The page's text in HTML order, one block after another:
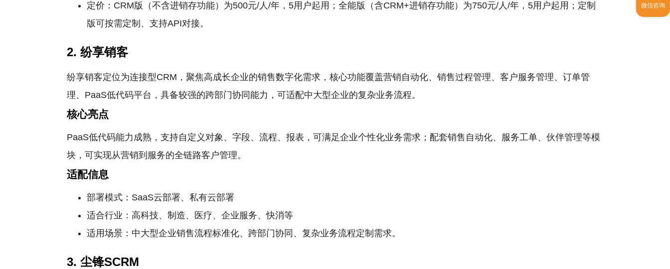
微信咨询
定价：CRM版（不含进销存功能）为500元/人/年，5用户起用；全能版（含CRM+进销存功能）为750元/人/年，5用户起用；定制
版可按需定制、支持API对接。
2. 纷享销客
纷享销客定位为连接型CRM，聚焦高成长企业的销售数字化需求，核心功能覆盖营销自动化、销售过程管理、客户服务管理、订单管
理、PaaS低代码平台，具备较强的跨部门协同能力，可适配中大型企业的复杂业务流程。
核心亮点
PaaS低代码能力成熟，支持自定义对象、字段、流程、报表，可满足企业个性化业务需求；配套销售自动化、服务工单、伙伴管理等模
块，可实现从营销到服务的全链路客户管理。
适配信息
部署模式：SaaS云部署、私有云部署
适合行业：高科技、制造、医疗、企业服务、快消等
适用场景：中大型企业销售流程标准化、跨部门协同、复杂业务流程定制需求。
3. 尘锋SCRM